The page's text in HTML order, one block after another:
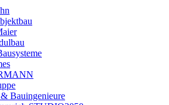
Bauingenieure